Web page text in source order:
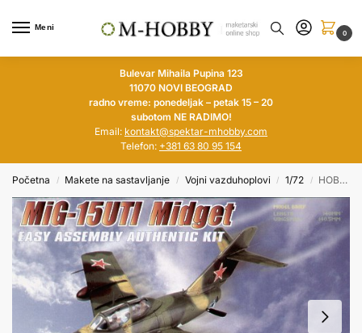
Meni
0
Bulevar Mihaila Pupina 123
11070 NOVI BEOGRAD
radno vreme: ponedeljak – petak 15 – 20
subotom NE RADIMO!
Email: kontakt@spektar-mhobby.com
Telefon: +381 63 80 95 154
Početna / Makete na sastavljanje / Vojni vazduhoplovi / 1/72 / HOBBY BOSS 1/72 MiG-15UTI Midget